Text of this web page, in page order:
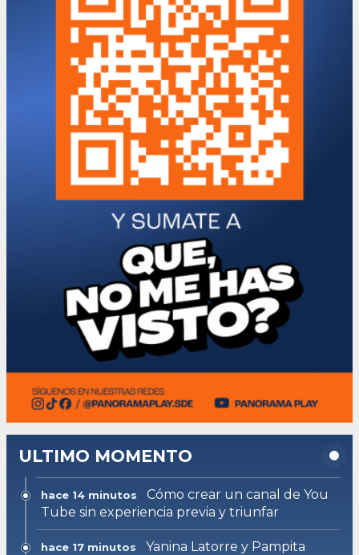
ULTIMO MOMENTO
hace 14 minutos
Cómo crear un canal de You
Tube sin experiencia previa y triunfar
hace 17 minutos
Yanina Latorre y Pampita